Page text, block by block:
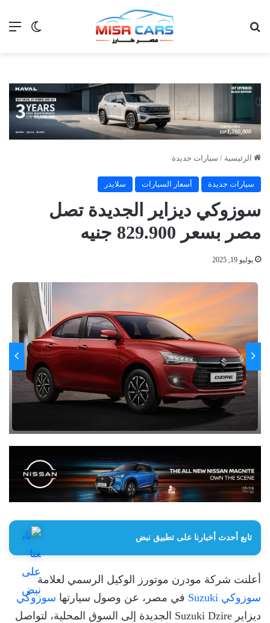
الوضع
الرئيسية / سيارات جديدة
سيارات جديدة أسعار السيارات سلايدر
سوزوكي ديزاير الجديدة تصل
مصر بسعر 829.900 جنيه
يوليو 19, 2025
تابع أحدث أخبارنا على تطبيق نبض
أعلنت شركة مودرن موتورز الوكيل الرسمي لعلامة
سوزوكي Suzuki
في مصر، عن وصول سيارتها سوزوكي
ديزاير Suzuki Dzire الجديدة إلى السوق المحلية، لتواصل